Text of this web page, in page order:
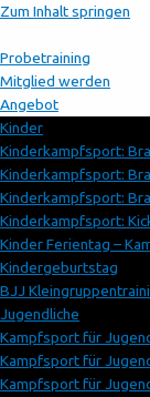
Zum Inhalt springen
Probetraining
Mitglied werden
Angebot
Kinder
Kinderkampfsport:
Kinderkampfsport:
Kinderkampfsport:
Kinderkampfsport:
Kinder Ferientag –
Kindergeburtstag
BJJ
Jugendliche
Kampfsport für
Kampfsport für
Kampfsport für